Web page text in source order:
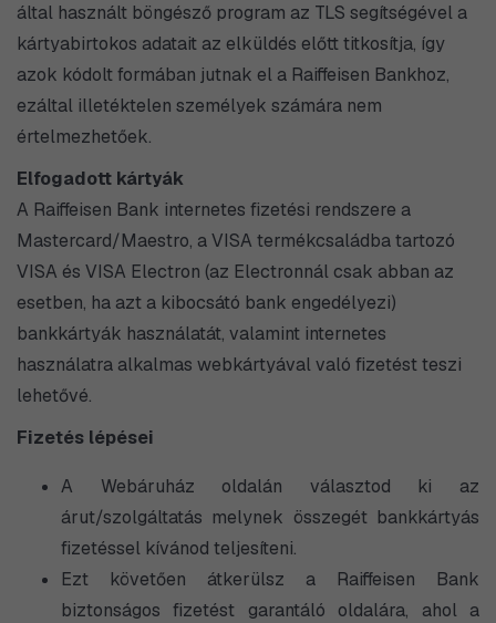
által használt böngésző program az TLS segítségével a
kártyabirtokos adatait az elküldés előtt titkosítja, így
azok kódolt formában jutnak el a Raiffeisen Bankhoz,
ezáltal illetéktelen személyek számára nem
értelmezhetőek.
Elfogadott kártyák
A Raiffeisen Bank internetes fizetési rendszere a
Mastercard/Maestro, a VISA termékcsaládba tartozó
VISA és VISA Electron (az Electronnál csak abban az
esetben, ha azt a kibocsátó bank engedélyezi)
bankkártyák használatát, valamint internetes
használatra alkalmas webkártyával való fizetést teszi
lehetővé.
Fizetés lépései
A Webáruház oldalán választod ki az
árut/szolgáltatás melynek összegét bankkártyás
fizetéssel kívánod teljesíteni.
Ezt követően átkerülsz a Raiffeisen Bank
biztonságos fizetést garantáló oldalára, ahol a